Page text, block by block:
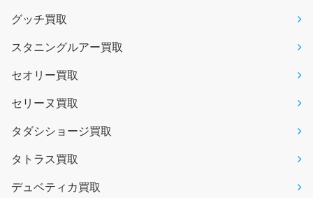
グッチ買取
スタニングルアー買取
セオリー買取
セリーヌ買取
タダシショージ買取
タトラス買取
デュベティカ買取